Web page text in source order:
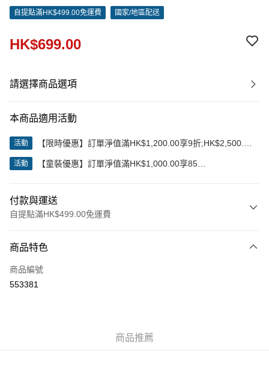
自提點滿HK$499.00免運費 國家/地區配送
HK$699.00
請選擇商品選項
本商品適用活動
活動
【限時優惠】訂單淨值滿HK$1,200.00享9折;HK$2,500.00
活動
【童裝優惠】訂單淨值滿HK$1,000.00享85
付款與運送
自提點滿HK$499.00免運費
信用卡
Apple Pay
商品特色
商品編號
553381
商品推薦